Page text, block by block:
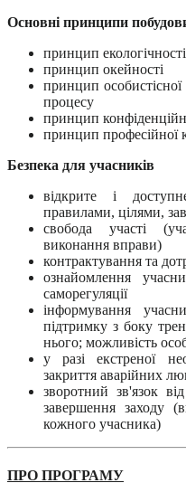
Основні принципи
принцип
принцип окейності
принцип
процесу
принцип
принцип професійної
Безпека для учасників
відкрите і
правилами, цілями,
свобода участі
виконання вправи)
контрактування та
ознайомлення
саморегуляції
інформування
підтримку з боку
нього; можливість
у разі екстреної
закриття аварійних
зворотний зв'язок
завершення заходу
кожного учасника)
ПРО ПРОГРАМУ